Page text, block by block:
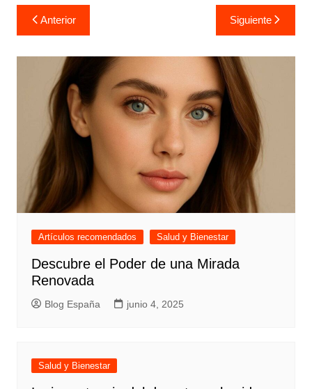
Navegación
de
entradas
Anterior Siguiente
Artículos recomendados Salud y Bienestar
Descubre el Poder de una Mirada
Renovada
Blog España junio 4, 2025
Salud y Bienestar